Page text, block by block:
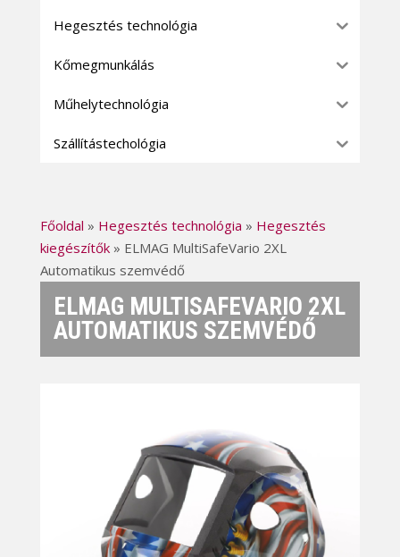
Főoldal » Hegesztés technológia » Hegesztés
kiegészítők» ELMAG MultiSafeVario 2XL
Automatikus szemvédő
ELMAG MULTISAFEVARIO 2XL
AUTOMATIKUS SZEMVÉDŐ
Hegesztés technológia
Kőmegmunkálás
Műhelytechnológia
Szállítástechológia